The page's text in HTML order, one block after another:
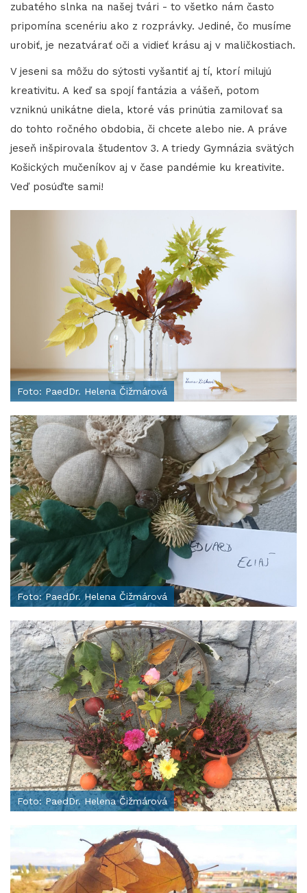
zubatého slnka na našej tvári - to všetko nám často
pripomína scenériu ako z rozprávky. Jediné, čo musíme
urobiť, je nezatvárať oči a vidieť krásu aj v maličkostiach.
V jeseni sa môžu do sýtosti vyšantiť aj tí, ktorí milujú
kreativitu. A keď sa spojí fantázia a vášeň, potom
vzniknú unikátne diela, ktoré vás prinútia zamilovať sa
do tohto ročného obdobia, či chcete alebo nie. A práve
jeseň inšpirovala študentov 3. A triedy Gymnázia svätých
Košických mučeníkov aj v čase pandémie ku kreativite.
Veď posúďte sami!
Foto: PaedDr. Helena Čižmárová
Foto: PaedDr. Helena Čižmárová
Foto: PaedDr. Helena Čižmárová